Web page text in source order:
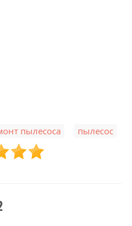
пылесоса пылесос